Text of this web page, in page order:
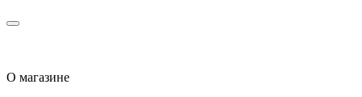
О магазине